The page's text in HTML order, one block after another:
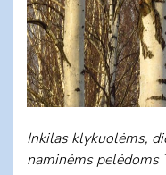
Inkilas klykuolėms,
naminėms pelėdoms